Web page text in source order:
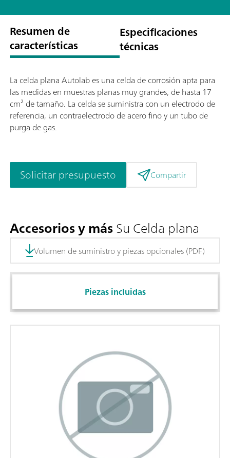
Resumen de
características
Especificaciones
técnicas
La celda plana Autolab es una celda de corrosión apta para
las medidas en muestras planas muy grandes, de hasta 17
cm² de tamaño. La celda se suministra con un electrodo de
referencia, un contraelectrodo de acero fino y un tubo de
purga de gas.
Solicitar presupuesto Compartir
Accesorios y másSu Celda plana
Volumen de suministro y piezas opcionales (PDF)
Piezas incluidas